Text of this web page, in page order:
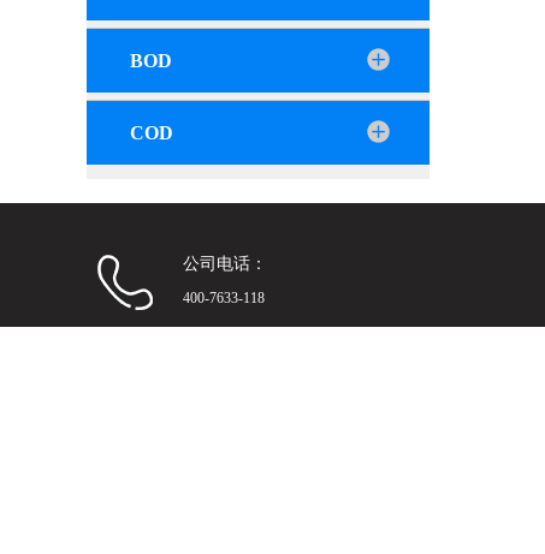
BOD
COD
公司电话：
400-7633-118